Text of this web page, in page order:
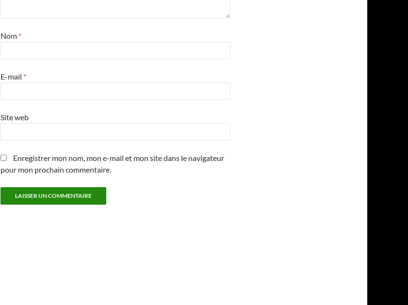
Nom *
E-mail *
Site web
Enregistrer mon nom, mon e-mail et mon site dans le navigateur
pour mon prochain commentaire.